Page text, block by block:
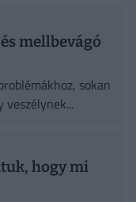
mellbevágó
sokan
veszélynek...
hogy mi